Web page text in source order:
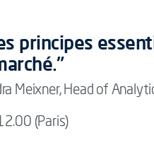
principes
Meixner, Head of
(Paris)